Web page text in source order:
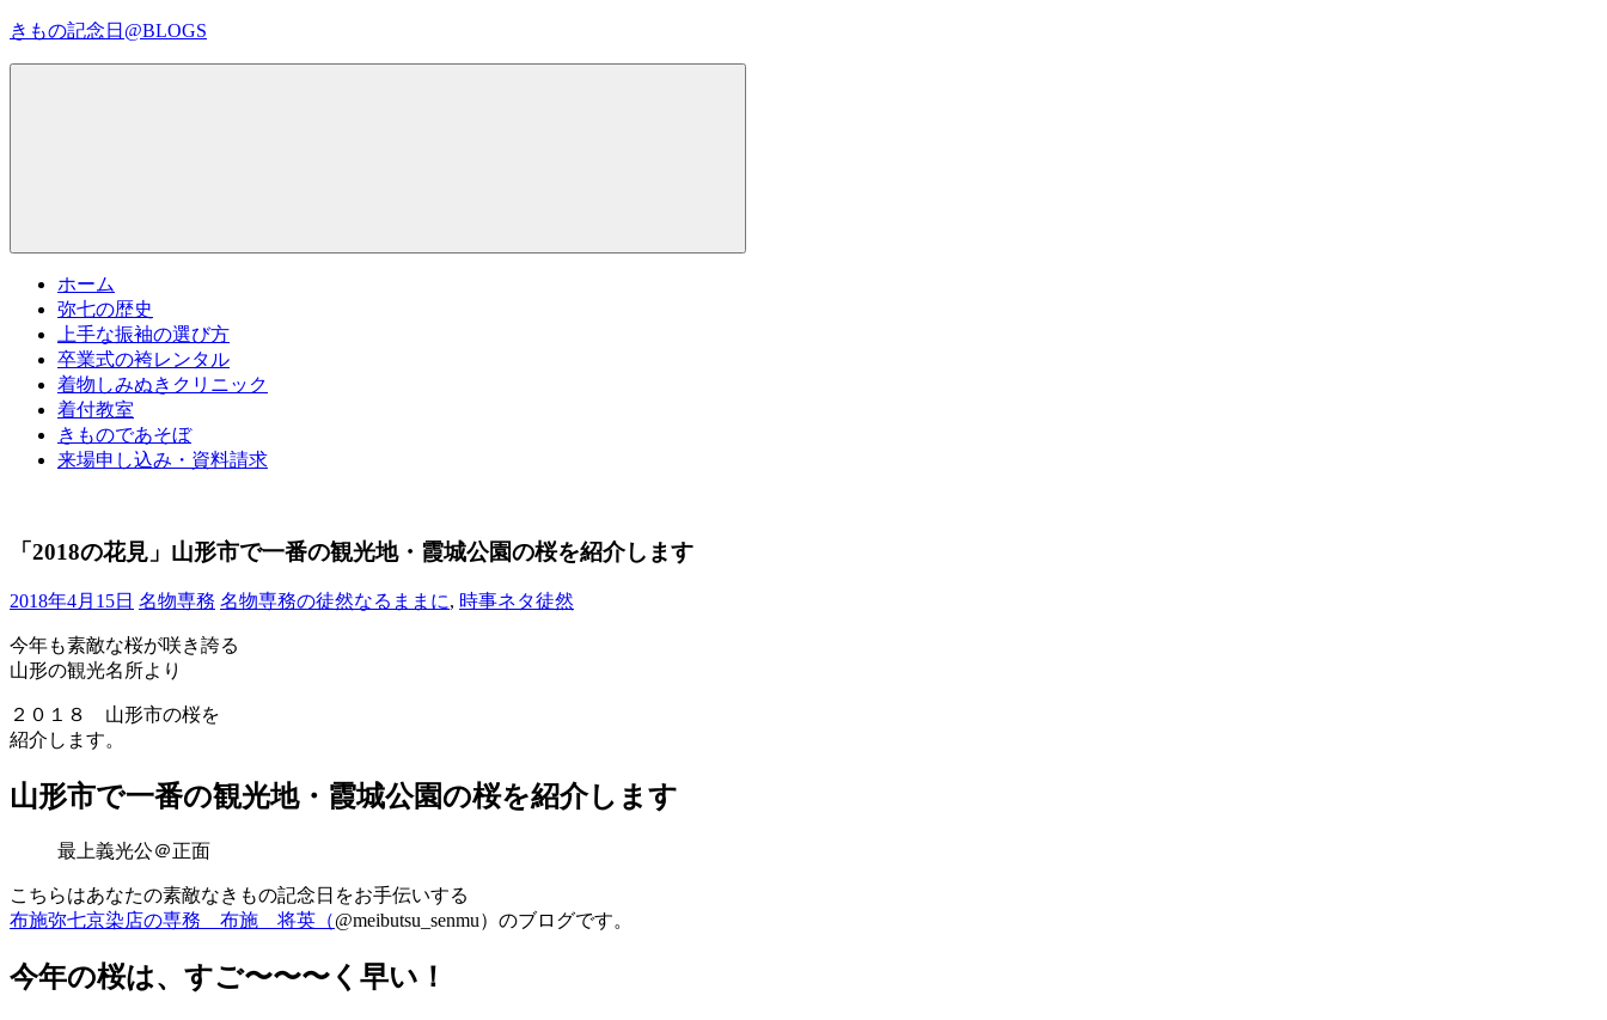
コ
プ
きもの記念日@BLOGS
ブ
グ
す。
Menu
ホーム
弥七の歴史
上手な振袖の選び方
卒業式の袴レンタル
着物しみぬきクリニック
着付教室
きものであそぼ
来場申し込み・資料請求
「2018の花見」山形市で一番の観光地・霞城公園の桜を紹介します
2018年4月15日 名物専務 名物専務の徒然なるままに, 時事ネタ徒然
今年も素敵な桜が咲き誇る
山形の観光名所より
２０１８ 山形市の桜を
紹介します。
山形市で一番の観光地・霞城公園の桜を紹介します
最上義光公＠正面
こちらはあなたの素敵なきもの記念日をお手伝いする
布施弥七京染店の専務 布施 将英（@meibutsu_senmu）のブログです。
今年の桜は、すご〜〜〜く早い！